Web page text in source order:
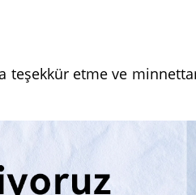
teşekkür etme ve